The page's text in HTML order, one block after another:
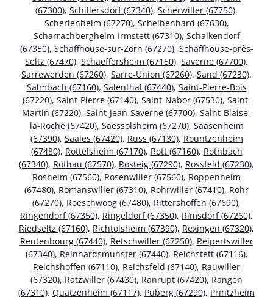
(67300), Schillersdorf (67340), Scherwiller (67750),
Scherlenheim (67270), Scheibenhard (67630),
Scharrachbergheim-Irmstett (67310), Schalkendorf
(67350), Schaffhouse-sur-Zorn (67270), Schaffhouse-près-
Seltz (67470), Schaeffersheim (67150), Saverne (67700),
Sarrewerden (67260), Sarre-Union (67260), Sand (67230),
Salmbach (67160), Salenthal (67440), Saint-Pierre-Bois
(67220), Saint-Pierre (67140), Saint-Nabor (67530), Saint-
Martin (67220), Saint-Jean-Saverne (67700), Saint-Blaise-
la-Roche (67420), Saessolsheim (67270), Saasenheim
(67390), Saales (67420), Russ (67130), Rountzenheim
(67480), Rottelsheim (67170), Rott (67160), Rothbach
(67340), Rothau (67570), Rosteig (67290), Rossfeld (67230),
Rosheim (67560), Rosenwiller (67560), Roppenheim
(67480), Romanswiller (67310), Rohrwiller (67410), Rohr
(67270), Roeschwoog (67480), Rittershoffen (67690),
Ringendorf (67350), Ringeldorf (67350), Rimsdorf (67260),
Riedseltz (67160), Richtolsheim (67390), Rexingen (67320),
Reutenbourg (67440), Retschwiller (67250), Reipertswiller
(67340), Reinhardsmunster (67440), Reichstett (67116),
Reichshoffen (67110), Reichsfeld (67140), Rauwiller
(67320), Ratzwiller (67430), Ranrupt (67420), Rangen
(67310), Quatzenheim (67117), Puberg (67290), Printzheim